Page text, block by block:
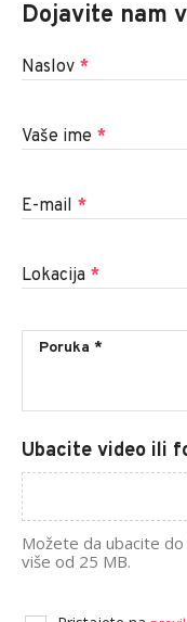
Dojavite nam
Naslov *
Vaše ime *
E-mail *
Lokacija *
Ubacite video ili
Možete da ubacite
više od 25 MB.